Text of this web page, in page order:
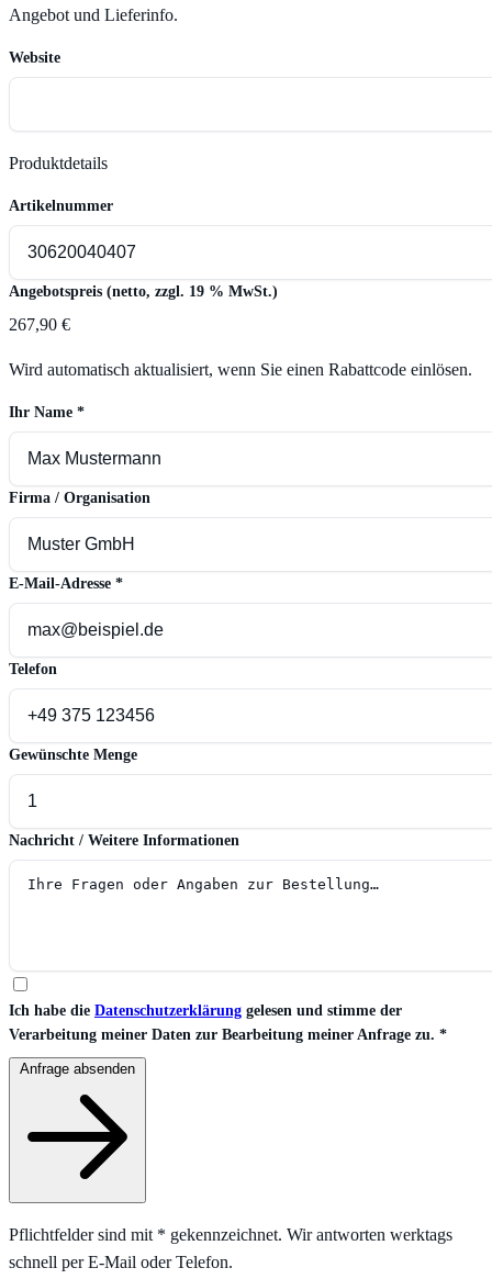
Angebot und Lieferinfo.
Website
Produktdetails
Artikelnummer
Angebotspreis (netto, zzgl. 19 % MwSt.)
267,90 €
Wird automatisch aktualisiert, wenn Sie einen Rabattcode einlösen.
Ihr Name *
Firma / Organisation
E-Mail-Adresse *
Telefon
Gewünschte Menge
Nachricht / Weitere Informationen
Ich habe die Datenschutzerklärung gelesen und stimme der
Verarbeitung meiner Daten zur Bearbeitung meiner Anfrage zu. *
Pflichtfelder sind mit * gekennzeichnet. Wir antworten werktags
schnell per E-Mail oder Telefon.